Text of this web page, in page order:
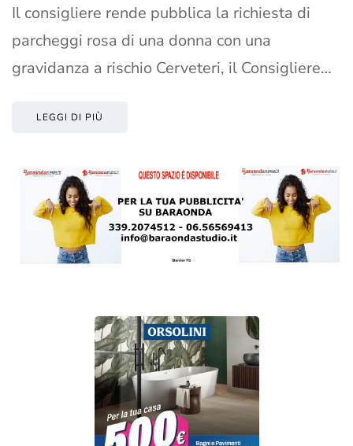
Il consigliere rende pubblica la richiesta di
parcheggi rosa di una donna con una
gravidanza a rischio Cerveteri, il Consigliere…
LEGGI DI PIÙ